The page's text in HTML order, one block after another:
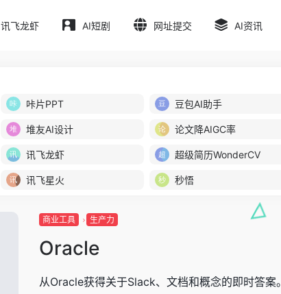
讯飞龙虾 AI短剧 网址提交 AI资讯
咔片PPT 豆包AI助手
堆友AI设计 论文降AIGC率
讯飞龙虾 超级简历WonderCV
讯飞星火 秒悟
商业工具 生产力
Oracle
从Oracle获得关于Slack、文档和概念的即时答案。